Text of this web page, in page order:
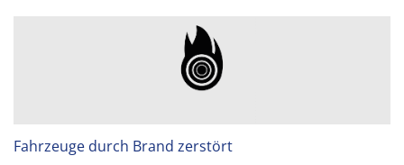
Fahrzeuge durch Brand zerstört